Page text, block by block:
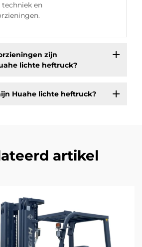
techniek en
zijn
lichte heftruck?
Huahe lichte heftruck?
artikel